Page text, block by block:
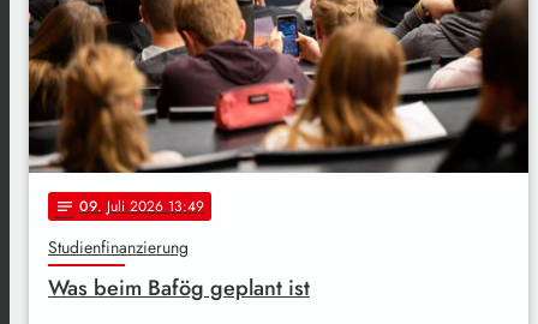
notes 09. Juli 2026 13:49
Studienfinanzierung
Was beim Bafög geplant ist